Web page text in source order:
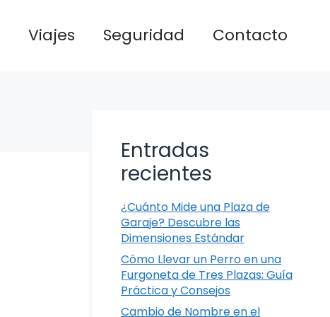
Viajes Seguridad Contacto
Entradas
recientes
¿Cuánto Mide una Plaza de
Garaje? Descubre las
Dimensiones Estándar
Cómo Llevar un Perro en una
Furgoneta de Tres Plazas: Guía
Práctica y Consejos
Cambio de Nombre en el